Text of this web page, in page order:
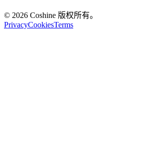
© 2026 Coshine 版权所有。
PrivacyCookiesTerms